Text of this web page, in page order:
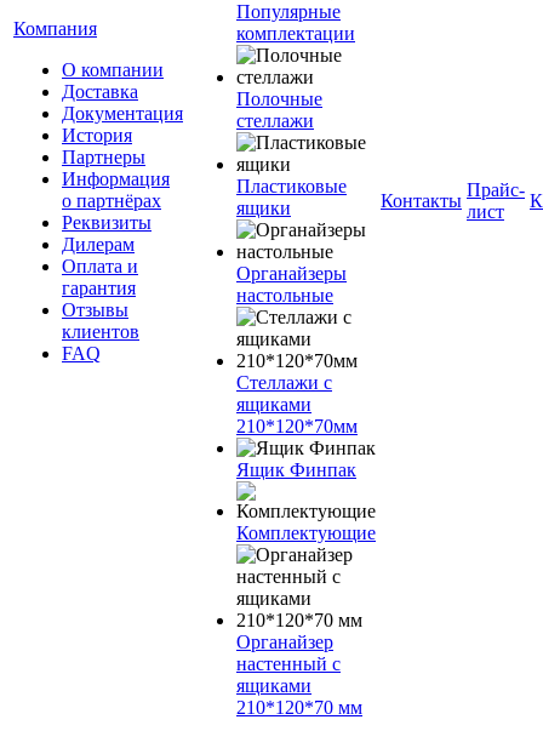
Компания
О компании
Доставка
Документация
История
Партнеры
Информация
о партнёрах
Реквизиты
Дилерам
Оплата и
гарантия
Отзывы
клиентов
FAQ
Популярные
комплектации
Полочные
стеллажи
Пластиковые
ящики
Органайзеры
настольные
Стеллажи с
ящиками
210*120*70мм
Ящик Финпак
Комплектующие
Органайзер
настенный с
ящиками
210*120*70 мм
Контакты
Прайс-
лист